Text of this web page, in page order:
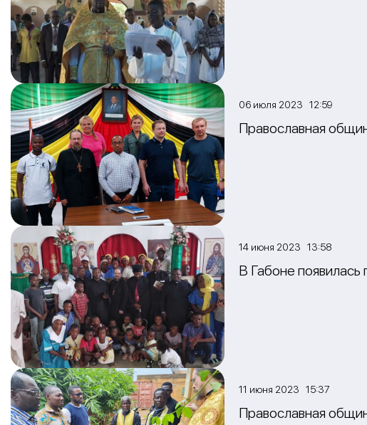
06 июля 2023 12:59
Православная
14 июня 2023 13:58
В Габоне
11 июня 2023 15:37
Православная